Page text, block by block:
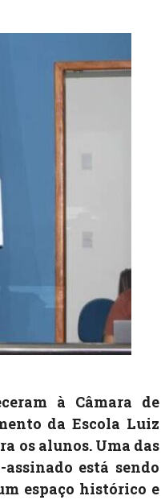
à Câmara de
da Escola Luiz
os alunos. Uma das
está sendo
espaço histórico e